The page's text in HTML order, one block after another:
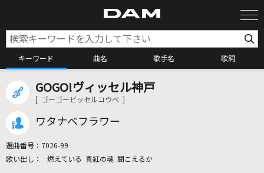
キーワード 曲名 歌手名 歌詞
カラオケ検索
GOGO!ヴィッセル神戸
[ ゴーゴービッセルコウベ ]
ワタナベフラワー
選曲番号： 7026-99
燃えている 真紅の魂 聞こえるか